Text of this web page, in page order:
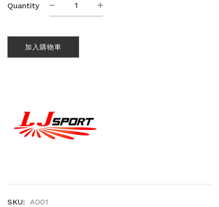
Quantity
運
動
心
(A001)
數
加入購物車
SKU: A001